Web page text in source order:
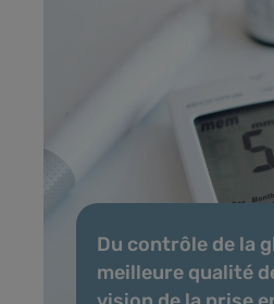
Du contrôle de la
meilleure qualité